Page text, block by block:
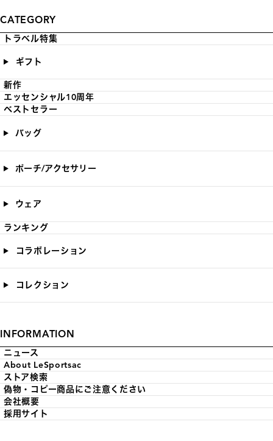
CATEGORY
トラベル特集
ギフト
新作
エッセンシャル10周年
ベストセラー
バッグ
ポーチ/アクセサリー
ウェア
ランキング
コラボレーション
コレクション
INFORMATION
ニュース
About LeSportsac
ストア検索
偽物・コピー商品にご注意ください
会社概要
採用サイト